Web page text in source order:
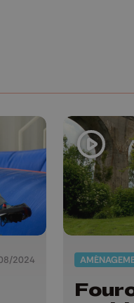
2024